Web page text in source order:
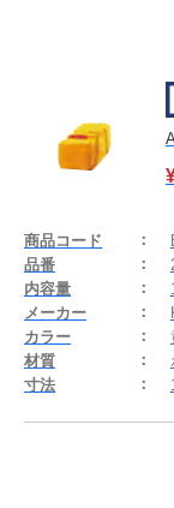
商品コード
品番
内容量
メーカー
カラー
材質
寸法